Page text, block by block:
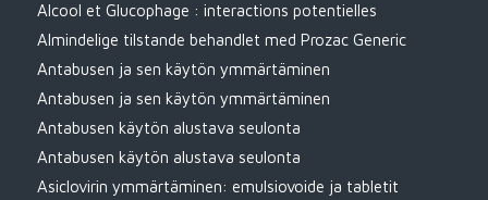
Alcool et Glucophage : interactions potentielles
Almindelige tilstande behandlet med Prozac Generic
Antabusen ja sen käytön ymmärtäminen
Antabusen ja sen käytön ymmärtäminen
Antabusen käytön alustava seulonta
Antabusen käytön alustava seulonta
Asiclovirin ymmärtäminen: emulsiovoide ja tabletit